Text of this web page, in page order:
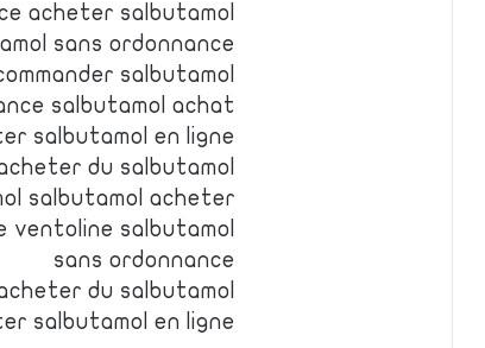
acheter salbutamol
sans ordonnance
salbutamol
salbutamol achat
salbutamol en ligne
du salbutamol
salbutamol acheter
ventoline salbutamol
sans ordonnance
du salbutamol
salbutamol en ligne